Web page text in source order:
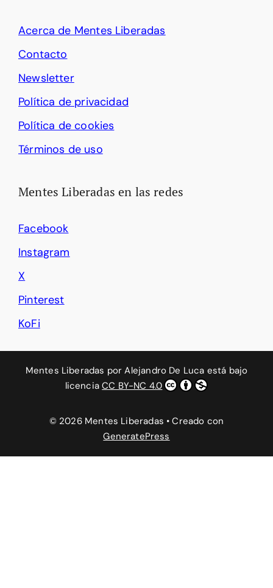
Acerca de Mentes Liberadas
Contacto
Newsletter
Política de privacidad
Política de cookies
Términos de uso
Mentes Liberadas en las redes
Facebook
Instagram
X
Pinterest
KoFi
Mentes Liberadas porAlejandro De Luca está bajo
licenciaCC BY-NC 4.0
© 2026 Mentes Liberadas • Creado con
GeneratePress